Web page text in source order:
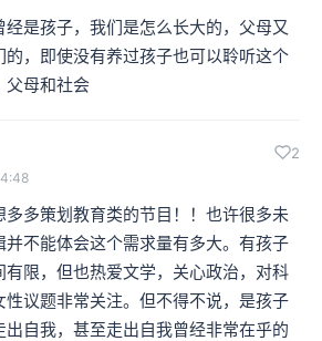
经是孩子，我们是怎么长大的，父母又
的，即使没有养过孩子也可以聆听这个
父母和社会
2
多多策划教育类的节目！！也许很多未
并不能体会这个需求量有多大。有孩子
有限，但也热爱文学，关心政治，对科
性议题非常关注。但不得不说，是孩子
出自我，甚至走出自我曾经非常在乎的